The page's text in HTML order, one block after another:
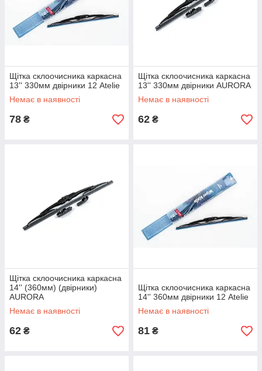
Щітка склоочисника каркасна
13'' 330мм двірники 12 Atelie
Немає в наявності
78 ₴
Щітка склоочисника каркасна
13'' 330мм двірники AURORA
Немає в наявності
62 ₴
Щітка склоочисника каркасна
14'' (360мм) (двірники)
AURORA
Немає в наявності
62 ₴
Щітка склоочисника каркасна
14'' 360мм двірники 12 Atelie
Немає в наявності
81 ₴